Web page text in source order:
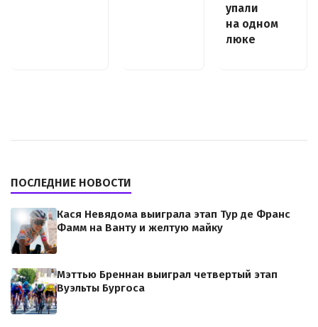
упали
на одном
люке
ПОСЛЕДНИЕ НОВОСТИ
Кася Невядома выиграла этап Тур де Франс
Фамм на Ванту и желтую майку
Мэттью Бреннан выиграл четвертый этап
Вуэльты Бургоса